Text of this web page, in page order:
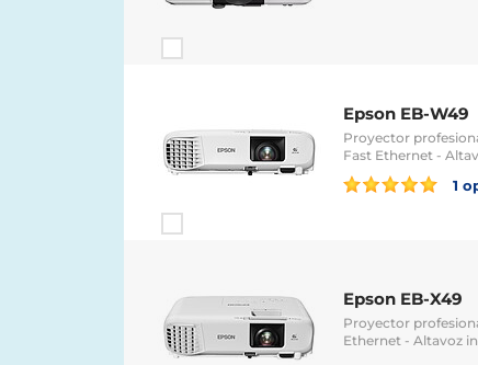
Epson EB-W49
Proyector
Fast Ethernet -
1
Epson EB-X49
Proyector
Ethernet - Altavoz